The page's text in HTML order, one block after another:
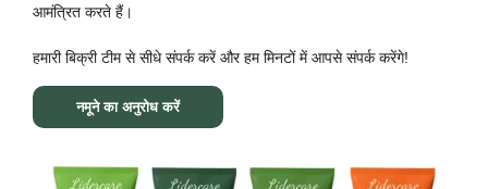
आमंत्रित करते हैं।
हमारी बिक्री टीम से सीधे संपर्क करें और हम मिनटों में आपसे संपर्क करेंगे!
नमूने का अनुरोध करें